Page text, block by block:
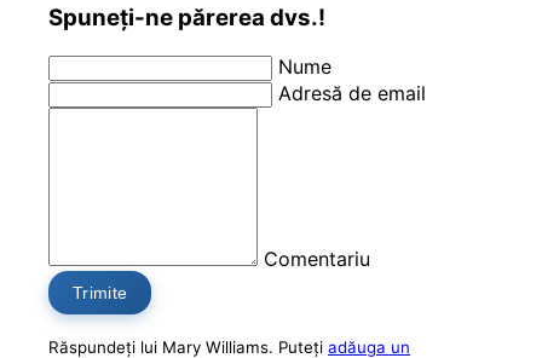
Spuneți-ne părerea dvs.!
Nume
Adresă de email
Comentariu
Trimite
Răspundeți lui Mary Williams. Puteți adăuga un